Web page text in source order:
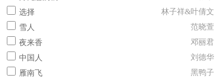
选择
林子祥&叶倩文
雪人
范晓萱
夜来香
邓丽君
中国人
刘德华
雁南飞
黑鸭子